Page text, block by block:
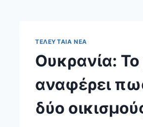
ΤΕΛΕΥΤΑΊΑ ΝΈΑ
Ουκρανία:
αναφέρει
δύο